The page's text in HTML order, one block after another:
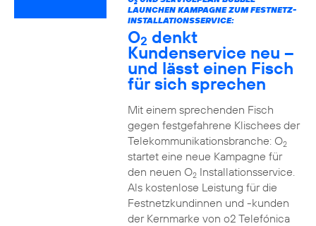
2
LAUNCHEN KAMPAGNE ZUM FESTNETZ-
INSTALLATIONSSERVICE:
O2 denkt
Kundenservice neu –
und lässt einen Fisch
für sich sprechen
Mit einem sprechenden Fisch
gegen festgefahrene Klischees der
Telekommunikationsbranche: O2
startet eine neue Kampagne für
den neuen O2Installationsservice.
Als kostenlose Leistung für die
Festnetzkundinnen und -kunden
der Kernmarke von o2 Telefónica